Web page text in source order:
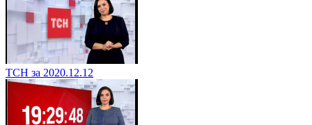
ТСН за 2020.12.12